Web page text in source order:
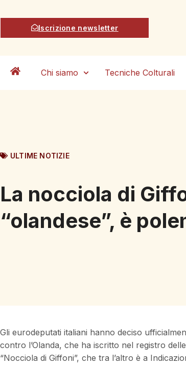
Iscrizione newsletter
Chi siamo Tecniche Colturali
ULTIME NOTIZIE
La nocciola di
“olandese”, è
Gli eurodeputati italiani hanno deciso
contro l’Olanda, che ha iscritto nel registro
“Nocciola di Giffoni”, che tra l’altro è a